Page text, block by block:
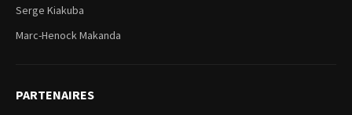
Serge Kiakuba
Marc-Henock Makanda
PARTENAIRES